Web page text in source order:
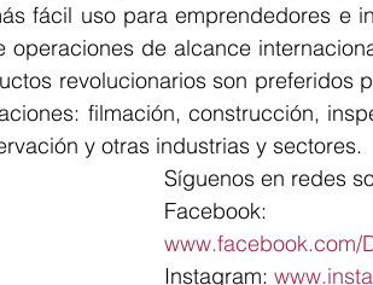
fácil uso para emprendedores e
operaciones de alcance
revolucionarios son preferidos
filmación, construcción,
y otras industrias y sectores.
Síguenos en redes
Facebook:
www.facebook.com/
Instagram: